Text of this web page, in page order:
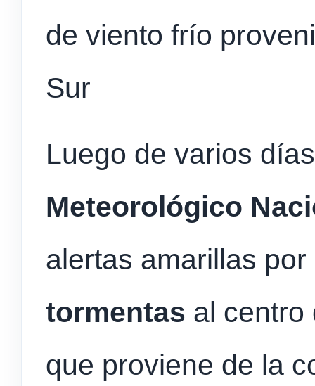
de viento frío
Sur
Luego de varios
Meteorológico
alertas amarillas
tormentas al centro
que proviene de la